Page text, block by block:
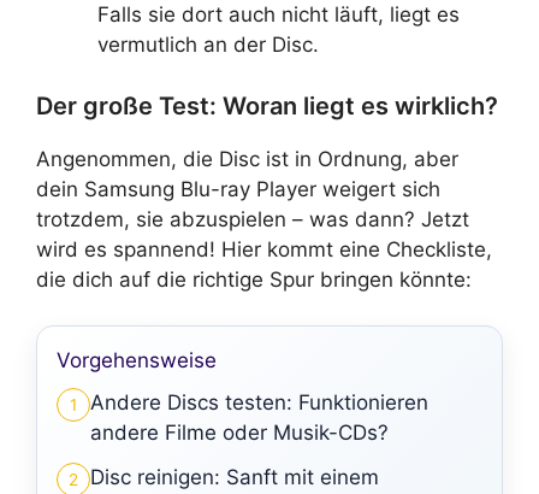
Falls sie dort auch nicht läuft, liegt es
vermutlich an der Disc.
Der große Test: Woran liegt es wirklich?
Angenommen, die Disc ist in Ordnung, aber
dein Samsung Blu-ray Player weigert sich
trotzdem, sie abzuspielen – was dann? Jetzt
wird es spannend! Hier kommt eine Checkliste,
die dich auf die richtige Spur bringen könnte:
Vorgehensweise
1
Andere Discs testen: Funktionieren
andere Filme oder Musik-CDs?
2
Disc reinigen: Sanft mit einem